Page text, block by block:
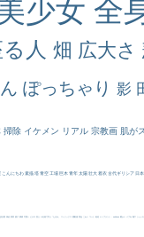
少女 全
人 畑 広大さ
ぽっちゃり 影
掃除 イケメン リアル 宗教画 肌が
こんにちわ 素描 塔 青空 工場 巨木 青年 太陽 壮大 着衣 古代ギリシア 日
設計図 挿絵 群衆 親子 裸婦 可愛い ピサロ ＃名画で学ぶ「たるみ」 ニーソックス 躍動感 黄色 こわい コート 畦道 レンブラント・ sekkusu 暖かい バブみ 靴下 ショッ